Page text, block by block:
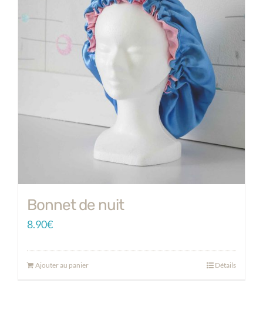
Bonnet de nuit
8.90€
Ajouter au panier Détails